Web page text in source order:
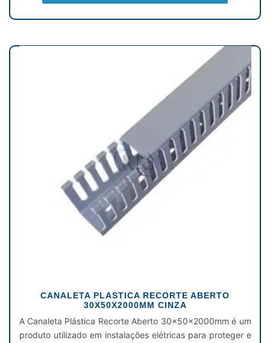
CANALETA PLASTICA RECORTE ABERTO
30X50X2000MM CINZA
A Canaleta Plástica Recorte Aberto 30x50x2000mm é um
produto utilizado em instalações elétricas para proteger e